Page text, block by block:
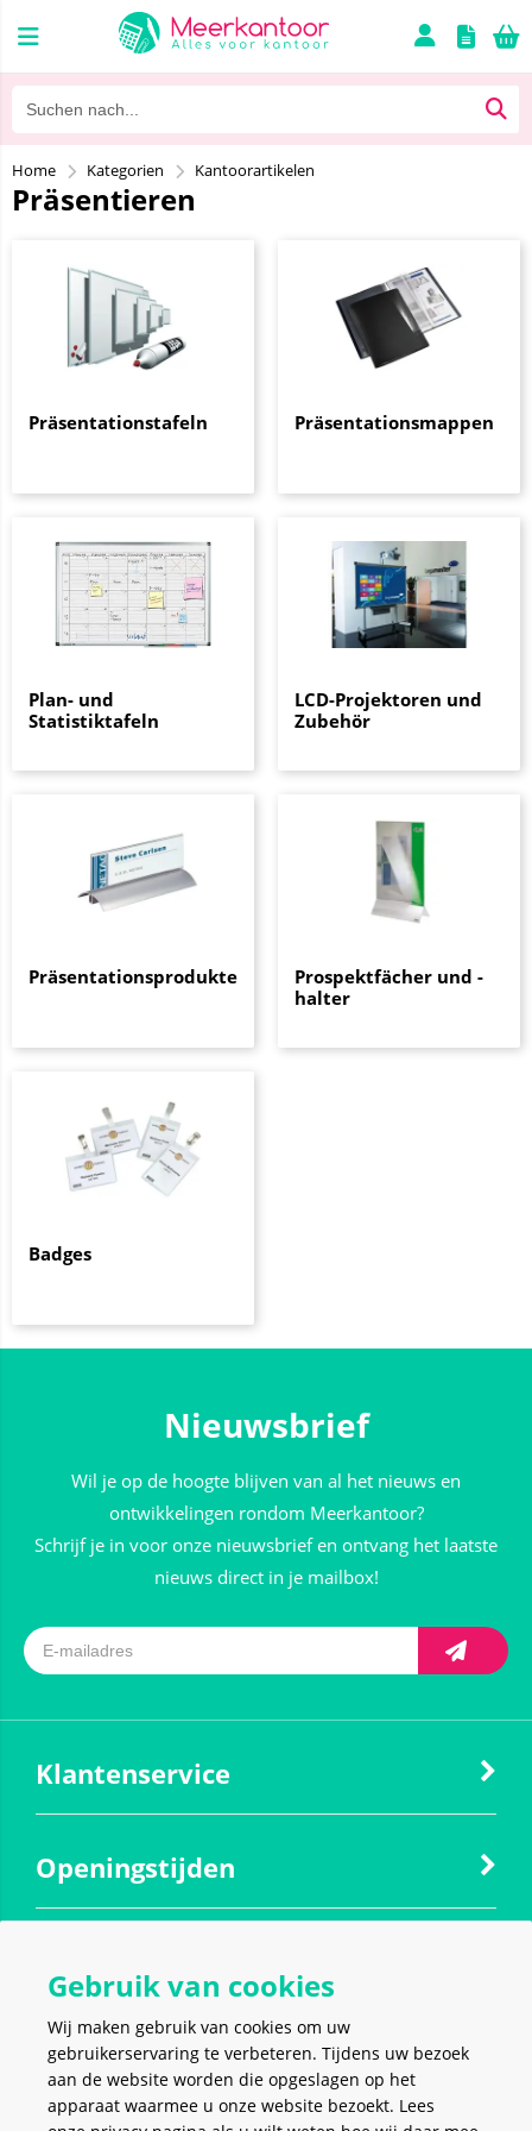
Home Kategorien Kantoorartikelen
Präsentieren
Präsentationstafeln Präsentationsmappen
Plan- und
Statistiktafeln
LCD-Projektoren und
Zubehör
Präsentationsprodukte
Prospektfächer und -
halter
Badges
Nieuwsbrief
Wil je op de hoogte blijven van al het nieuws en
ontwikkelingen rondom Meerkantoor?
Schrijf je in voor onze nieuwsbrief en ontvang het laatste
nieuws direct in je mailbox!
Klantenservice
Openingstijden
Social media
Gebruik van cookies
Wij maken gebruik van cookies om uw
gebruikerservaring te verbeteren. Tijdens uw bezoek
aan de website worden die opgeslagen op het
apparaat waarmee u onze website bezoekt. Lees